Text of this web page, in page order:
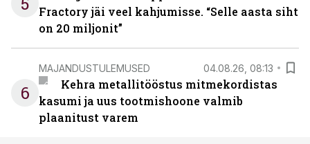
Fractory jäi veel kahjumisse. “Selle aasta siht
on 20 miljonit”
6
MAJANDUSTULEMUSED 04.08.26, 08:13
Kehra metallitööstus mitmekordistas
kasumi ja uus tootmishoone valmib
plaanitust varem